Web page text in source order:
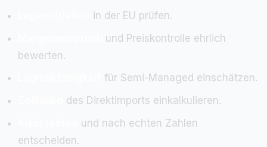
in der EU prüfen.
und Preiskontrolle ehrlich
bewerten.
für Semi-Managed einschätzen.
des Direktimports einkalkulieren.
und nach echten Zahlen
entscheiden.